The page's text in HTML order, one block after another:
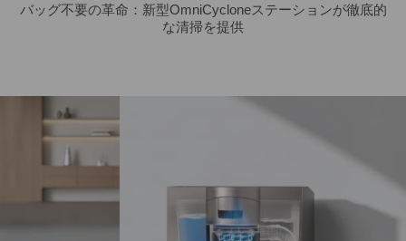
バッグ不要の革命：新型OmniCycloneステーションが徹底的
な清掃を提供